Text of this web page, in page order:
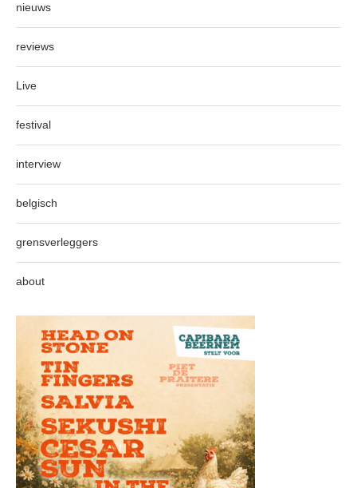
nieuws
reviews
Live
festival
interview
belgisch
grensverleggers
about